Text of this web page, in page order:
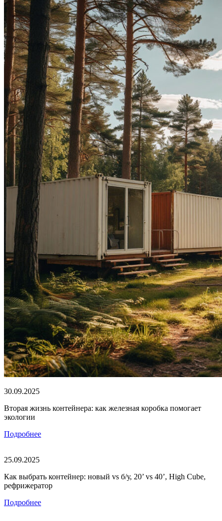
30.09.2025
Вторая жизнь контейнера: как железная коробка помогает
экологии
Подробнее
25.09.2025
Как выбрать контейнер: новый vs б/у, 20’ vs 40’, High Cube,
рефрижератор
Подробнее